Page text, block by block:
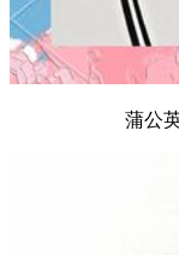
蒲公